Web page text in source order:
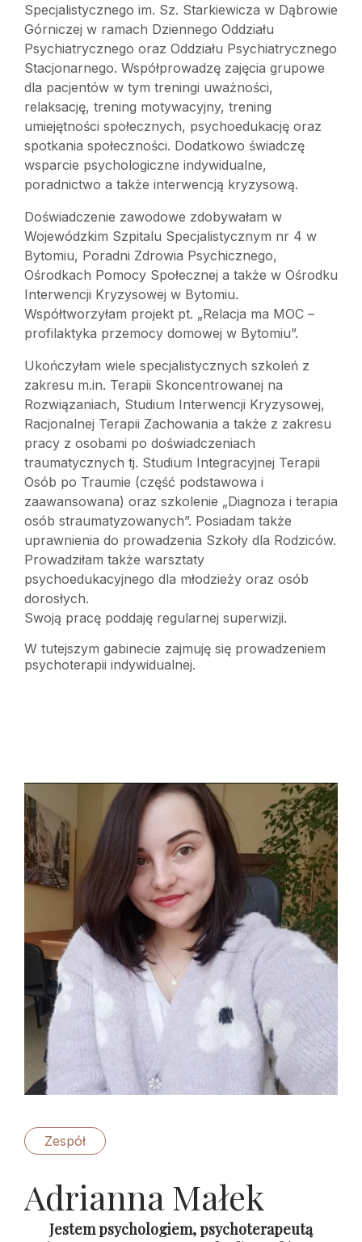
Specjalistycznego im. Sz. Starkiewicza w Dąbrowie
Górniczej w ramach Dziennego Oddziału
Psychiatrycznego oraz Oddziału Psychiatrycznego
Stacjonarnego. Współprowadzę zajęcia grupowe
dla pacjentów w tym treningi uważności,
relaksację, trening motywacyjny, trening
umiejętności społecznych, psychoedukację oraz
spotkania społeczności. Dodatkowo świadczę
wsparcie psychologiczne indywidualne,
poradnictwo a także interwencją kryzysową.
Doświadczenie zawodowe zdobywałam w
Wojewódzkim Szpitalu Specjalistycznym nr 4 w
Bytomiu, Poradni Zdrowia Psychicznego,
Ośrodkach Pomocy Społecznej a także w Ośrodku
Interwencji Kryzysowej w Bytomiu.
Współtworzyłam projekt pt. „Relacja ma MOC –
profilaktyka przemocy domowej w Bytomiu”.
Ukończyłam wiele specjalistycznych szkoleń z
zakresu m.in. Terapii Skoncentrowanej na
Rozwiązaniach, Studium Interwencji Kryzysowej,
Racjonalnej Terapii Zachowania a także z zakresu
pracy z osobami po doświadczeniach
traumatycznych tj. Studium Integracyjnej Terapii
Osób po Traumie (część podstawowa i
zaawansowana) oraz szkolenie „Diagnoza i terapia
osób straumatyzowanych”. Posiadam także
uprawnienia do prowadzenia Szkoły dla Rodziców.
Prowadziłam także warsztaty
psychoedukacyjnego dla młodzieży oraz osób
dorosłych.
Swoją pracę poddaję regularnej superwizji.
W tutejszym gabinecie zajmuję się prowadzeniem
psychoterapii indywidualnej.
Zespół
Adrianna Małek
Jestem psychologiem, psychoterapeutą